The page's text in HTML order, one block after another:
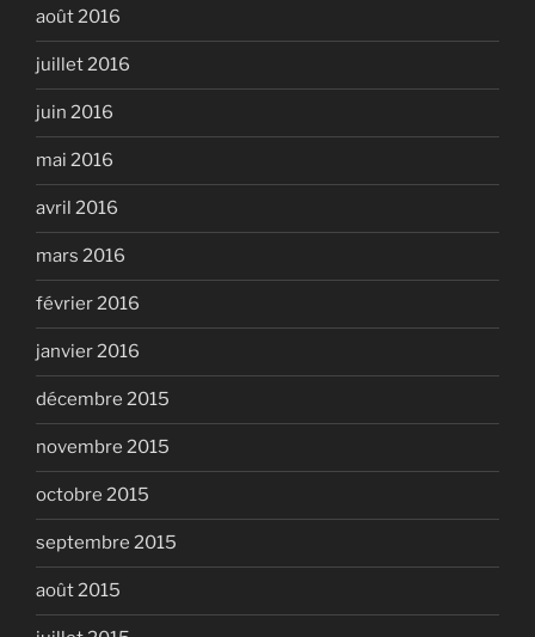
août 2016
juillet 2016
juin 2016
mai 2016
avril 2016
mars 2016
février 2016
janvier 2016
décembre 2015
novembre 2015
octobre 2015
septembre 2015
août 2015